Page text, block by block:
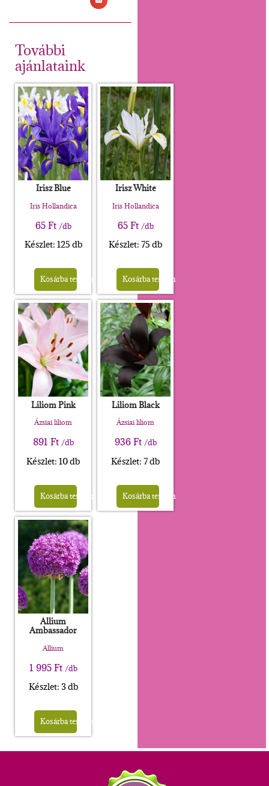
További
ajánlataink
Irisz Blue
Iris Hollandica
65Ft /db
Készlet: 125 db
Kosárba teszem
Irisz White
Iris Hollandica
65Ft /db
Készlet: 75 db
Kosárba teszem
Liliom Pink
Ázsiai liliom
891 Ft /db
Készlet: 10 db
Kosárba teszem
Liliom Black
Ázsiai liliom
936Ft /db
Készlet: 7 db
Kosárba teszem
Allium
Ambassador
Allium
1 995Ft /db
Készlet: 3 db
Kosárba teszem